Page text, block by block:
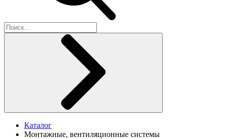
Каталог
Монтажные, вентиляционные системы